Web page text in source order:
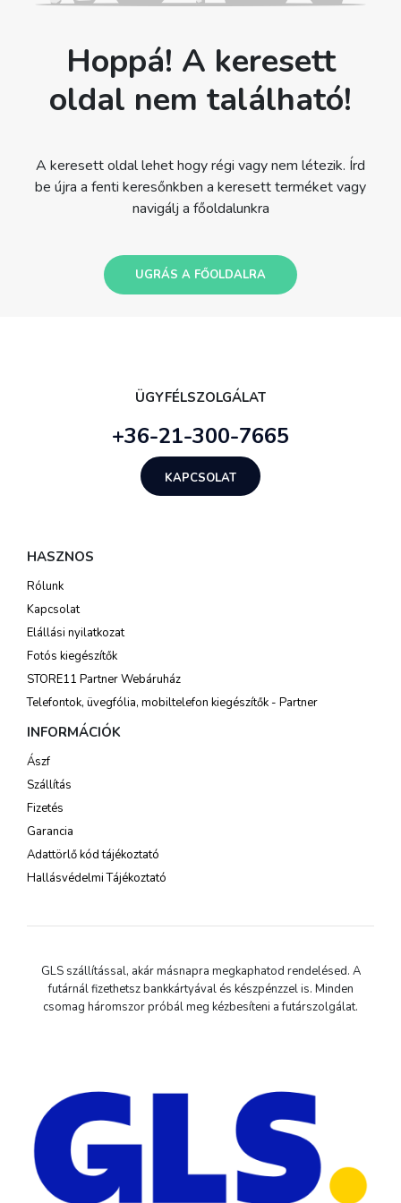
Hoppá! A keresett
oldal nem található!
A keresett oldal lehet hogy régi vagy nem létezik. Írd
be újra a fenti keresőnkben a keresett terméket vagy
navigálj a főoldalunkra
UGRÁS A FŐOLDALRA
ÜGYFÉLSZOLGÁLAT
+36-21-300-7665
KAPCSOLAT
HASZNOS
Rólunk
Kapcsolat
Elállási nyilatkozat
Fotós kiegészítők
STORE11 Partner Webáruház
Telefontok, üvegfólia, mobiltelefon kiegészítők - Partner
INFORMÁCIÓK
Ászf
Szállítás
Fizetés
Garancia
Adattörlő kód tájékoztató
Hallásvédelmi Tájékoztató
GLS szállítással, akár másnapra megkaphatod rendelésed. A
futárnál fizethetsz bankkártyával és készpénzzel is. Minden
csomag háromszor próbál meg kézbesíteni a futárszolgálat.